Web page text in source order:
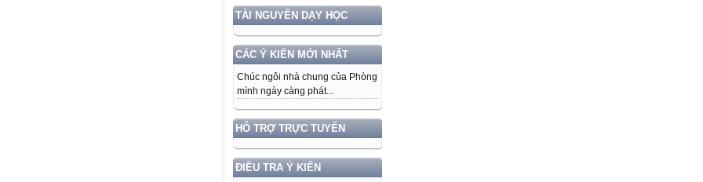
TÀI NGUYÊN DẠY HỌC
CÁC Ý KIẾN MỚI NHẤT
Chúc ngôi nhà chung của Phòng
mình ngày càng phát...
HỖ TRỢ TRỰC TUYẾN
ĐIỀU TRA Ý KIẾN